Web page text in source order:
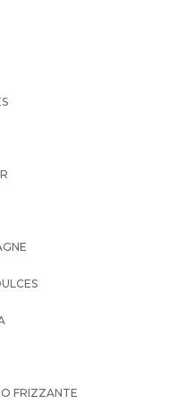
FRIZZANTE